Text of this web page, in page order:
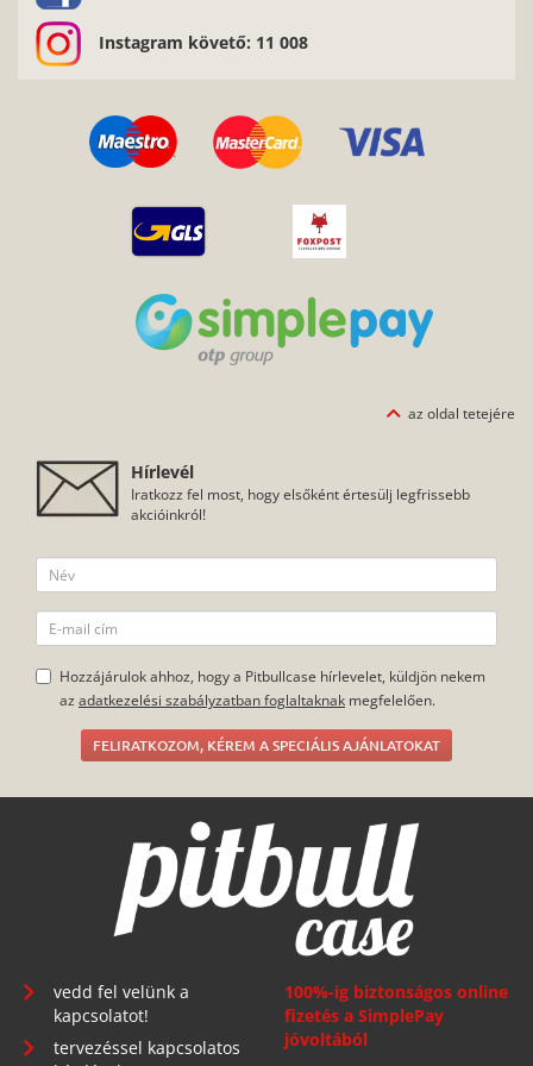
Instagram követő: 11 008
az oldal tetejére
Hírlevél
Iratkozz fel most, hogy elsőként értesülj legfrissebb
akcióinkról!
Hozzájárulok ahhoz, hogy a Pitbullcase hírlevelet, küldjön nekem
az adatkezelési szabályzatban foglaltaknak megfelelően.
FELIRATKOZOM, KÉREM A SPECIÁLIS AJÁNLATOKAT
vedd fel velünk a
kapcsolatot!
tervezéssel kapcsolatos
100%-ig biztonságos online
fizetés a SimplePay
jóvoltából